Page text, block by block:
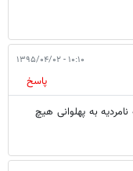
۱۰:۱۰ - ۱۳۹۵/۰۴/۰۲
پاسخ
به پهلوانی هیچ